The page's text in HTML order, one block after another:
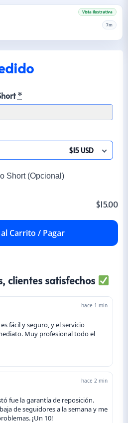
Vista ilustrativa
7m
*
$15 USD
Short (Opcional)
$15.00
Carrito / Pagar
clientes satisfechos
hace 1 min
fácil y seguro, y el servicio
Muy profesional todo el
hace 2 min
fue la garantía de reposición.
de seguidores a la semana y me
¡Un 10!